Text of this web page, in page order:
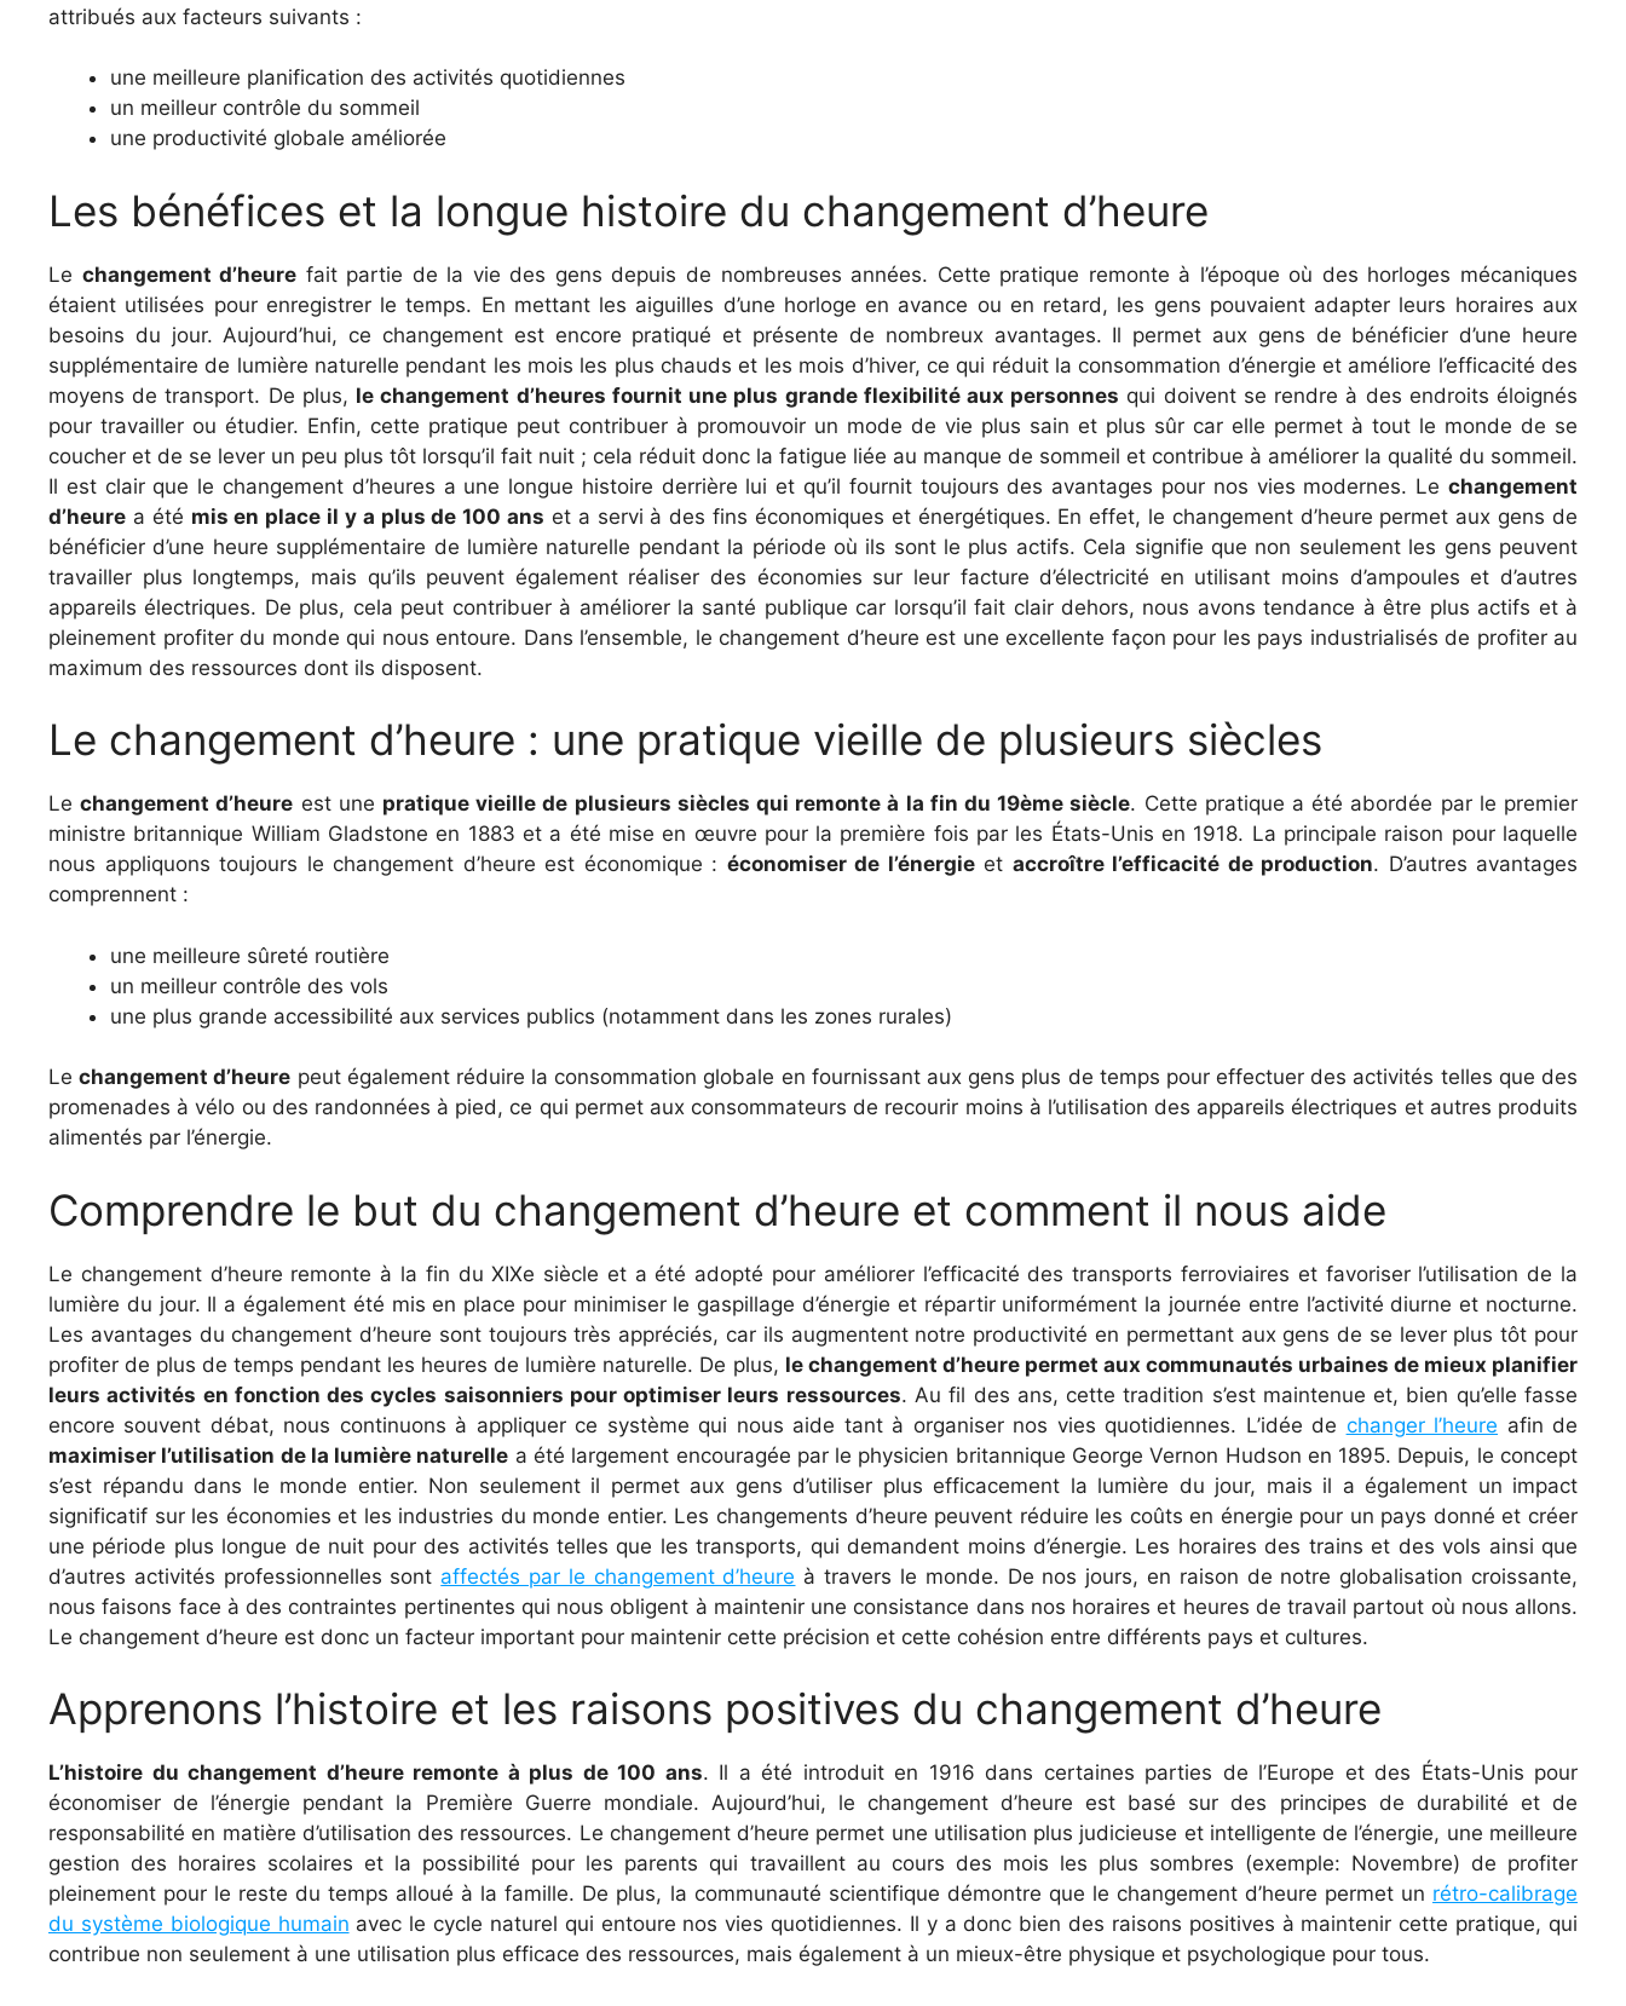
attribués aux facteurs suivants :
une meilleure planification des activités quotidiennes
un meilleur contrôle du sommeil
une productivité globale améliorée
Les bénéfices et la longue histoire du changement d’heure
Le changement d’heure fait partie de la vie des gens depuis de nombreuses années. Cette pratique remonte à l’époque où des horloges mécaniques
étaient utilisées pour enregistrer le temps. En mettant les aiguilles d’une horloge en avance ou en retard, les gens pouvaient adapter leurs horaires aux
besoins du jour. Aujourd’hui, ce changement est encore pratiqué et présente de nombreux avantages. Il permet aux gens de bénéficier d’une heure
supplémentaire de lumière naturelle pendant les mois les plus chauds et les mois d’hiver, ce qui réduit la consommation d’énergie et améliore l’efficacité des
moyens de transport. De plus, le changement d’heures fournit une plus grande flexibilité aux personnes qui doivent se rendre à des endroits éloignés
pour travailler ou étudier. Enfin, cette pratique peut contribuer à promouvoir un mode de vie plus sain et plus sûr car elle permet à tout le monde de se
coucher et de se lever un peu plus tôt lorsqu’il fait nuit ; cela réduit donc la fatigue liée au manque de sommeil et contribue à améliorer la qualité du sommeil.
Il est clair que le changement d’heures a une longue histoire derrière lui et qu’il fournit toujours des avantages pour nos vies modernes. Le changement
d’heure a été mis en place il y a plus de 100 ans et a servi à des fins économiques et énergétiques. En effet, le changement d’heure permet aux gens de
bénéficier d’une heure supplémentaire de lumière naturelle pendant la période où ils sont le plus actifs. Cela signifie que non seulement les gens peuvent
travailler plus longtemps, mais qu’ils peuvent également réaliser des économies sur leur facture d’électricité en utilisant moins d’ampoules et d’autres
appareils électriques. De plus, cela peut contribuer à améliorer la santé publique car lorsqu’il fait clair dehors, nous avons tendance à être plus actifs et à
pleinement profiter du monde qui nous entoure. Dans l’ensemble, le changement d’heure est une excellente façon pour les pays industrialisés de profiter au
maximum des ressources dont ils disposent.
Le changement d’heure : une pratique vieille de plusieurs siècles
Lechangement d’heure est une pratique vieille de plusieurs siècles qui remonte à la fin du 19ème siècle. Cette pratique a été abordée par le premier
ministre britannique William Gladstone en 1883 et a été mise en œuvre pour la première fois par les États-Unis en 1918. La principale raison pour laquelle
nous appliquons toujours le changement d’heure est économique : économiser de l’énergieet accroître l’efficacité de production. D’autres avantages
comprennent :
une meilleure sûreté routière
un meilleur contrôle des vols
une plus grande accessibilité aux services publics (notamment dans les zones rurales)
Lechangement d’heure peut également réduire la consommation globale en fournissant aux gens plus de temps pour effectuer des activités telles que des
promenades à vélo ou des randonnées à pied, ce qui permet aux consommateurs de recourir moins à l’utilisation des appareils électriques et autres produits
alimentés par l’énergie.
Comprendre le but du changement d’heure et comment il nous aide
Le changement d’heure remonte à la fin du XIXe siècle et a été adopté pour améliorer l’efficacité des transports ferroviaires et favoriser l’utilisation de la
lumière du jour. Il a également été mis en place pour minimiser le gaspillage d’énergie et répartir uniformément la journée entre l’activité diurne et nocturne.
Les avantages du changement d’heure sont toujours très appréciés, car ils augmentent notre productivité en permettant aux gens de se lever plus tôt pour
profiter de plus de temps pendant les heures de lumière naturelle. De plus, le changement d’heure permet aux communautés urbaines de mieux planifier
leurs activités en fonction des cycles saisonniers pour optimiser leurs ressources. Au fil des ans, cette tradition s’est maintenue et, bien qu’elle fasse
encore souvent débat, nous continuons à appliquer ce système qui nous aide tant à organiser nos vies quotidiennes. L’idée de changer l’heure afin de
maximiser l’utilisation de la lumière naturelle a été largement encouragée par le physicien britannique George Vernon Hudson en 1895. Depuis, le concept
s’est répandu dans le monde entier. Non seulement il permet aux gens d’utiliser plus efficacement la lumière du jour, mais il a également un impact
significatif sur les économies et les industries du monde entier. Les changements d’heure peuvent réduire les coûts en énergie pour un pays donné et créer
une période plus longue de nuit pour des activités telles que les transports, qui demandent moins d’énergie. Les horaires des trains et des vols ainsi que
d’autres activités professionnelles sont affectés par le changement d’heure à travers le monde. De nos jours, en raison de notre globalisation croissante,
nous faisons face à des contraintes pertinentes qui nous obligent à maintenir une consistance dans nos horaires et heures de travail partout où nous allons.
Le changement d’heure est donc un facteur important pour maintenir cette précision et cette cohésion entre différents pays et cultures.
Apprenons l’histoire et les raisons positives du changement d’heure
L’histoire du changement d’heure remonte à plus de 100 ans. Il a été introduit en 1916 dans certaines parties de l’Europe et des États-Unis pour
économiser de l’énergie pendant la Première Guerre mondiale. Aujourd’hui, le changement d’heure est basé sur des principes de durabilité et de
responsabilité en matière d’utilisation des ressources. Le changement d’heure permet une utilisation plus judicieuse et intelligente de l’énergie, une meilleure
gestion des horaires scolaires et la possibilité pour les parents qui travaillent au cours des mois les plus sombres (exemple: Novembre) de profiter
pleinement pour le reste du temps alloué à la famille. De plus, la communauté scientifique démontre que le changement d’heure permet un rétro-calibrage
du système biologique humain avec le cycle naturel qui entoure nos vies quotidiennes. Il y a donc bien des raisons positives à maintenir cette pratique, qui
contribue non seulement à une utilisation plus efficace des ressources, mais également à un mieux-être physique et psychologique pour tous.